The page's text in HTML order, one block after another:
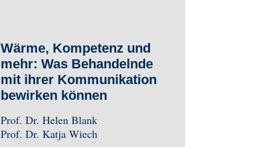
Wärme, Kompetenz und
mehr: Was Behandelnde
mit ihrer Kommunikation
bewirken können
Prof. Dr. Helen Blank
Prof. Dr. Katja Wiech